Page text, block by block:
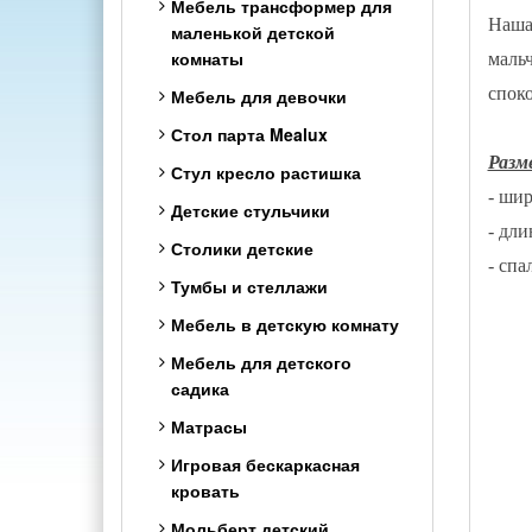
Мебель трансформер для
маленькой детской
комнаты
Мебель для девочки
Стол парта Mealux
Стул кресло растишка
Детские стульчики
Столики детские
Тумбы и стеллажи
Мебель в детскую комнату
Мебель для детского
садика
Матрасы
Игровая бескаркасная
кровать
Наша
-
-
-